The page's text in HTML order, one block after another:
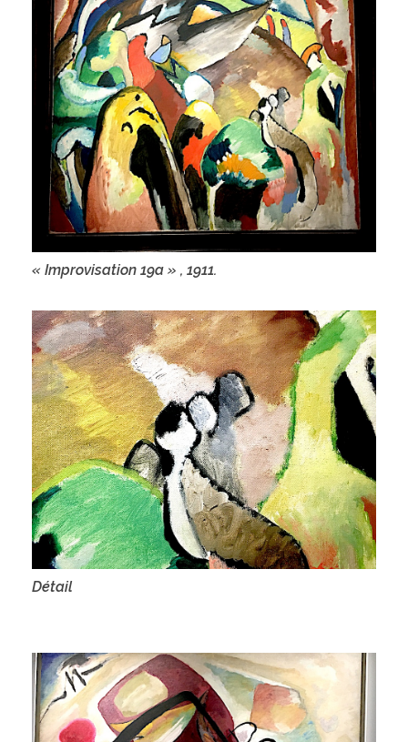
« Improvisation 19a » , 1911.
Détail